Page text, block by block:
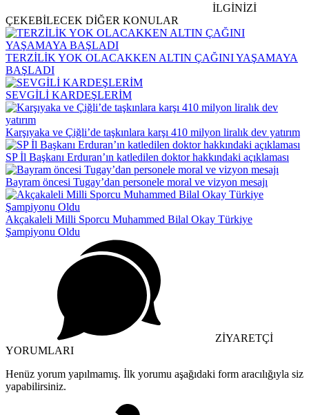
İLGİNİZİ
ÇEKEBİLECEK DİĞER KONULAR
TERZİLİK YOK OLACAKKEN ALTIN ÇAĞINI YAŞAMAYA
BAŞLADI
SEVGİLİ KARDEŞLERİM
Karşıyaka ve Çiğli’de taşkınlara karşı 410 milyon liralık dev yatırım
SP İl Başkanı Erduran’ın katledilen doktor hakkındaki açıklaması
Bayram öncesi Tugay’dan personele moral ve vizyon mesajı
Akçakaleli Milli Sporcu Muhammed Bilal Okay Türkiye
Şampiyonu Oldu
ZİYARETÇİ
YORUMLARI
Henüz yorum yapılmamış. İlk yorumu aşağıdaki form aracılığıyla siz
yapabilirsiniz.